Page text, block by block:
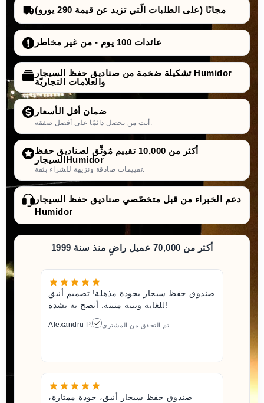
مجانًا (على الطلبات الّتي تزيد عن قيمة 290 يورو)
عائدات 100 يوم - من غير مخاطر
تشكيلة ضخمة من صناديق حفظ السيجار Humidor
والعلامات التجاريّة
ضمان أقل الأسعار
أكثر من 10,000 تقييم مُوثَّق لصناديق حفظ
السيجارHumidor
دعم الخبراء من قبل متخصّصي صناديق حفظ السيجار
Humidor
أكثر من 70,000 عميل راضٍ منذ سنة 1999
صندوق حفظ سيجار بجودة مذهلة! تصميم أنيق
للغاية وبنية متينة. أنصح به بشدة!
Alexandru P. تم التحقق من المشتري
صندوق حفظ سيجار أنيق، جودة ممتازة،